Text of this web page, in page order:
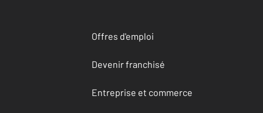
Offres d'emploi
Devenir franchisé
Entreprise et commerce